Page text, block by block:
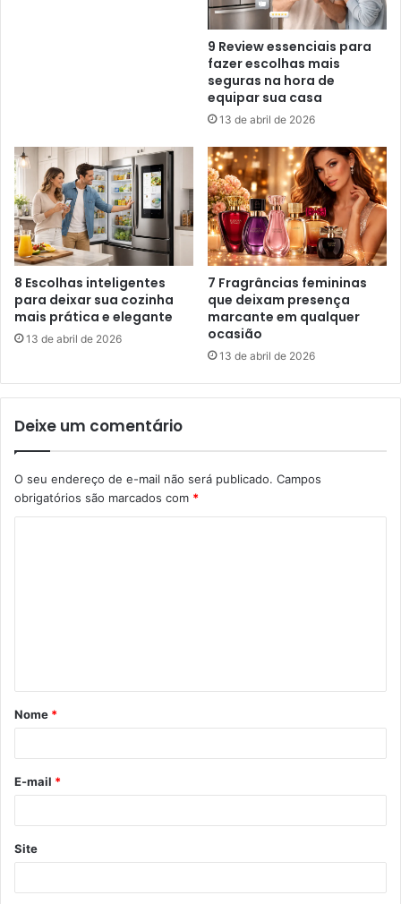
9 Review essenciais para
fazer escolhas mais
seguras na hora de
equipar sua casa
13 de abril de 2026
8 Escolhas inteligentes
para deixar sua cozinha
mais prática e elegante
13 de abril de 2026
7 Fragrâncias femininas
que deixam presença
marcante em qualquer
ocasião
13 de abril de 2026
Deixe um comentário
O seu endereço de e-mail não será publicado. Campos
obrigatórios são marcados com *
á
r
*
Nome *
E-mail *
Site